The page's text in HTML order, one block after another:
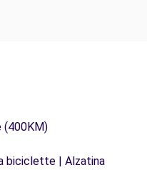
(400KM)
biciclette | Alzatina